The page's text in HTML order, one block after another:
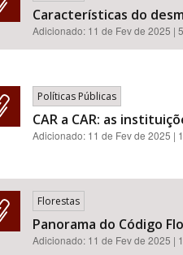
Características do
Adicionado: 11 de Fev de 2025 |
Políticas Públicas
CAR a CAR: as
Adicionado: 11 de Fev de 2025 |
Florestas
Panorama do Código
Adicionado: 11 de Fev de 2025 |